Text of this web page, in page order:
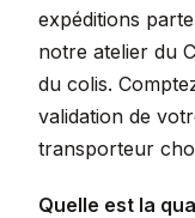
expéditions
notre atelier du
du colis.
validation de
transporteur
Quelle est la